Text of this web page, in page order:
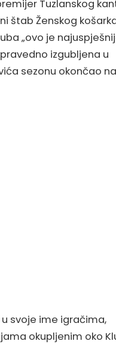
Tuzlanskog
štab Ženskog
„ovo je
izgubljena u
sezonu okončao
svoje ime igračima,
okupljenim oko